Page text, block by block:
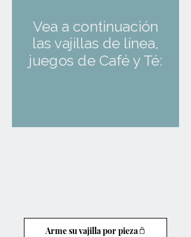
Vea a continuación
las vajillas de línea,
juegos de Café y Té:
Arme su vajilla por pieza